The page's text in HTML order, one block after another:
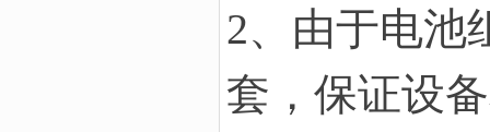
2、由于电池
套，保证设